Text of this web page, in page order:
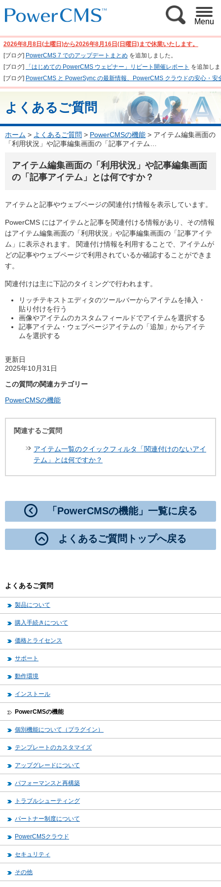
Menu
2026年8月8日(土曜日)から2026年8月16日(日曜日)まで休業いたします。
[ブログ] PowerCMS 7 でのアップデートまとめ を追加しました。
[ブログ]
「はじめての PowerCMS ウェビナー」リピート開催レポート を追加し
[ブログ] PowerCMS と PowerSync の最新情報、PowerCMS クラウドの安心・
よくあるご質問
ホーム > よくあるご質問 > PowerCMSの機能 > アイテム編集画面の
「利用状況」や記事編集画面の「記事アイテム…
アイテム編集画面の「利用状況」や記事編集画面
の「記事アイテム」とは何ですか？
アイテムと記事やウェブページの関連付け情報を表示しています。
PowerCMS にはアイテムと記事を関連付ける情報があり、その情報
はアイテム編集画面の「利用状況」や記事編集画面の「記事アイテ
ム」に表示されます。 関連付け情報を利用することで、アイテムが
どの記事やウェブページで利用されているか確認することができま
す。
関連付けは主に下記のタイミングで行われます。
リッチテキストエディタのツールバーからアイテムを挿入・
貼り付けを行う
画像やアイテムのカスタムフィールドでアイテムを選択する
記事アイテム・ウェブページアイテムの「追加」からアイテ
ムを選択する
更新日
2025年10月31日
この質問の関連カテゴリー
PowerCMSの機能
関連するご質問
アイテム一覧のクイックフィルタ「関連付けのないアイ
テム」とは何ですか？
「PowerCMSの機能」一覧に戻る
よくあるご質問トップへ戻る
よくあるご質問
製品について
購入手続きについて
価格とライセンス
サポート
動作環境
インストール
PowerCMSの機能
個別機能について（プラグイン）
テンプレートのカスタマイズ
アップグレードについて
パフォーマンスと再構築
トラブルシューティング
パートナー制度について
PowerCMSクラウド
セキュリティ
その他